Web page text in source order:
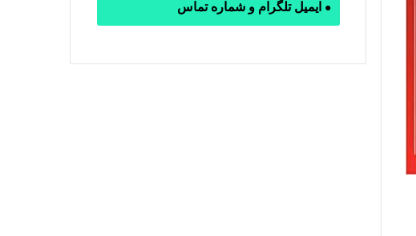
● ایمیل تلگرام و شماره تماس